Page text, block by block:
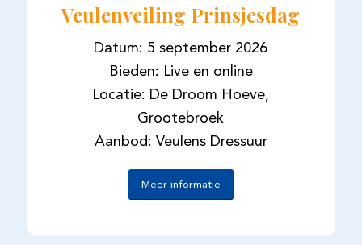
Veulenveiling Prinsjesdag
Datum: 5 september 2026
Bieden: Live en online
Locatie: De Droom Hoeve,
Grootebroek
Aanbod: Veulens Dressuur
Meer informatie